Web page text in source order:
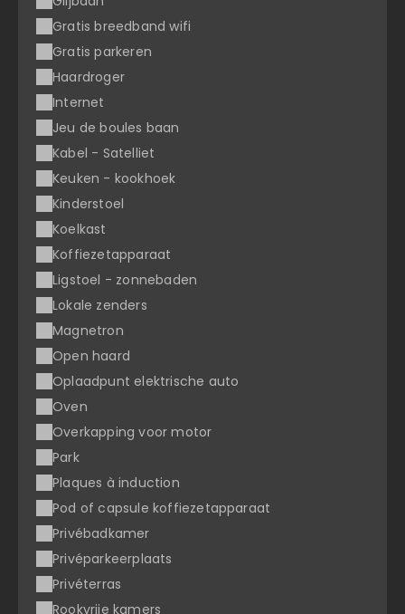
Gratis breedband wifi
Gratis parkeren
Haardroger
Internet
Jeu de boules baan
Kabel - Satelliet
Keuken - kookhoek
Kinderstoel
Koelkast
Koffiezetapparaat
Ligstoel - zonnebaden
Lokale zenders
Magnetron
Open haard
Oplaadpunt elektrische auto
Oven
Overkapping voor motor
Park
Plaques à induction
Pod of capsule koffiezetapparaat
Privébadkamer
Privéparkeerplaats
Privéterras
Rookvrije kamers